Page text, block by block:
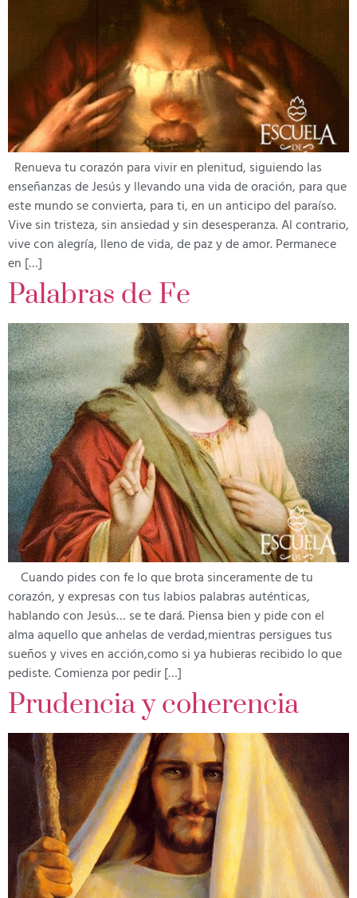
Renueva tu corazón para vivir en plenitud, siguiendo las
enseñanzas de Jesús y llevando una vida de oración, para que
este mundo se convierta, para ti, en un anticipo del paraíso.
Vive sin tristeza, sin ansiedad y sin desesperanza. Al contrario,
vive con alegría, lleno de vida, de paz y de amor. Permanece
en […]
Palabras de Fe
Cuando pides con fe lo que brota sinceramente de tu
corazón, y expresas con tus labios palabras auténticas,
hablando con Jesús… se te dará. Piensa bien y pide con el
alma aquello que anhelas de verdad,mientras persigues tus
sueños y vives en acción,como si ya hubieras recibido lo que
pediste. Comienza por pedir […]
Prudencia y coherencia